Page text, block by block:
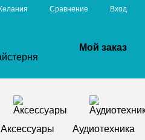
Сравнение Вход
Мой заказ
Аксессуары Аудиотехника